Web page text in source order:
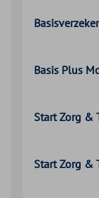
Basis Plus
Start Zorg &
Start Zorg &